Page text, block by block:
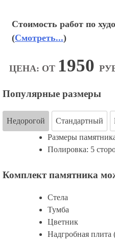
Стоимость работ по
(Смотреть...)
ЦЕНА: ОТ 1950
Популярные размеры
Недорогой Стандартный
Размеры
Полировка: 5
Комплект памятника
Стела
Тумба
Цветник
Надгробная